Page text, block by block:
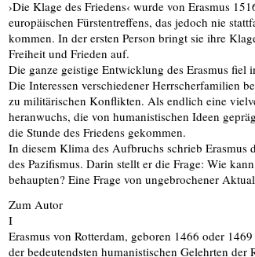
›Die Klage des Friedens‹ wurde von Erasmus
europäischen Fürs­tentreffens, das jedoch nie
kommen. In der ersten Person bringt sie ihre
Freiheit und Frieden auf.
Die ganze geistige Entwicklung des Erasmus fiel
Die Interessen verschiedener Herrscherfamilien
zu militärischen Konflikten. Als endlich eine
heranwuchs, die von humanistischen Ideen
die Stunde des Friedens gekommen.
In diesem Klima des Aufbruchs schrieb Erasmus
des Pazifismus. Darin stellt er die Frage: Wie
behaupten? Eine Frage von ungebrochener
Zum Autor
I
Erasmus von Rotterdam, geboren 1466 oder
der bedeutendsten humanistischen Gelehrten